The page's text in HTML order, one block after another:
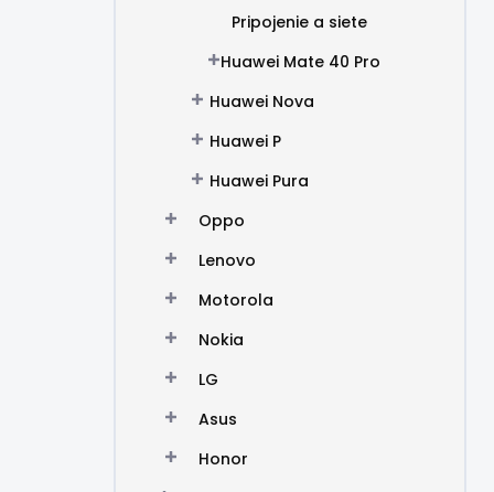
Pripojenie a siete
Huawei Mate 40 Pro
Huawei Nova
Huawei P
Huawei Pura
Oppo
Lenovo
Motorola
Nokia
LG
Asus
Honor